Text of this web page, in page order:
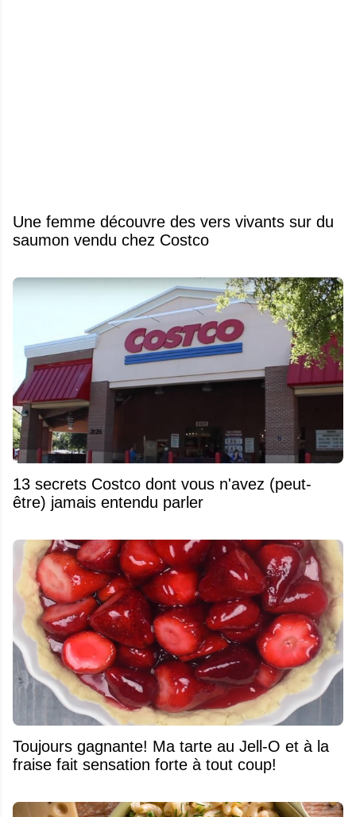
Une femme découvre des vers vivants sur du
saumon vendu chez Costco
13 secrets Costco dont vous n'avez (peut-
être) jamais entendu parler
Toujours gagnante! Ma tarte au Jell-O et à la
fraise fait sensation forte à tout coup!